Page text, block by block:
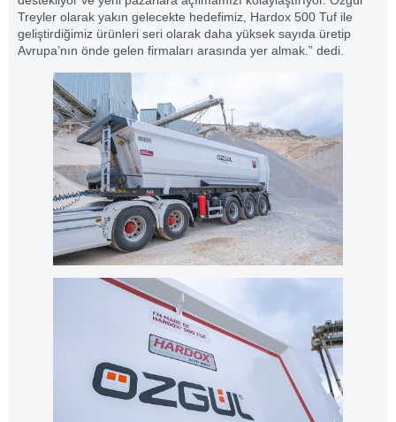
Treyler olarak yakın gelecekte hedefimiz, Hardox 500 Tuf ile
geliştirdiğimiz ürünleri seri olarak daha yüksek sayıda üretip
Avrupa’nın önde gelen firmaları arasında yer almak.” dedi.